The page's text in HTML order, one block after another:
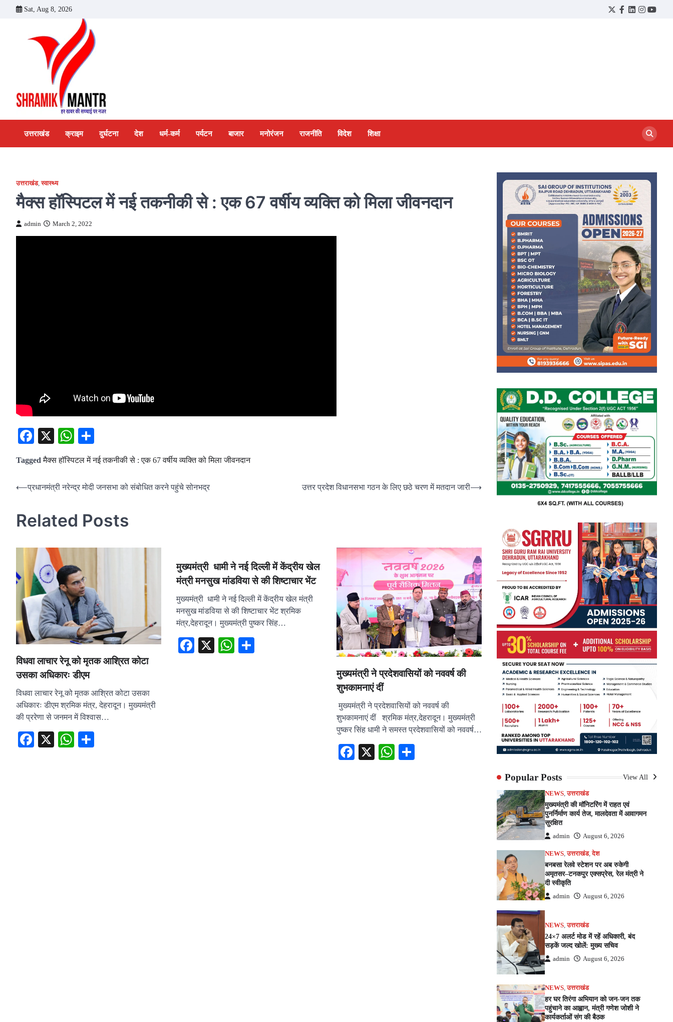
Sat, Aug 8, 2026
Twitter
Facebook
LinkedIn
Instagram
उत्तराखंड क्राइम दुर्घटना देश धर्म-कर्म पर्यटन बाजार मनोरंजन राजनीति विदेश शिक्षा
उत्तराखंड,स्वास्थ्य
मैक्स हॉस्पिटल में नई तकनीकी से : एक 67 वर्षीय व्यक्ति को मिला जीवनदान
admin March 2, 2022
Facebook
X WhatsApp
Taggedमैक्स हॉस्पिटल में नई तकनीकी से : एक 67 वर्षीय व्यक्ति को मिला जीवनदान
Post
⟵प्रधानमंत्री नरेन्‍द्र मोदी जनसभा को संबोधित करने पहुंचे सोनभद्र उत्तर प्रदेश विधानसभा गठन के लिए छठे चरण में मतदान जारी⟶
Related Posts
विधवा लाचार रेनू को मृतक आश्रित कोटा
उसका अधिकारः डीएम
विधवा लाचार रेनू को मृतक आश्रित कोटा उसका
अधिकारः डीएम श्रमिक मंत्र, देहरादून। मुख्यमंत्री
की प्ररेणा से जनमन में विश्वास…
Facebook
X WhatsApp
मुख्यमंत्री धामी ने नई दिल्ली में केंद्रीय खेल
मंत्री मनसुख मांडविया से की शिष्टाचार भेंट
मुख्यमंत्री धामी ने नई दिल्ली में केंद्रीय खेल मंत्री
मनसुख मांडविया से की शिष्टाचार भेंट श्रमिक
मंत्र,देहरादून। मुख्यमंत्री पुष्कर सिंह…
Facebook
X WhatsApp
मुख्यमंत्री ने प्रदेशवासियों को नववर्ष की
शुभकामनाएं दीं
मुख्यमंत्री ने प्रदेशवासियों को नववर्ष की
शुभकामनाएं दीं श्रमिक मंत्र,देहरादून। मुख्यमंत्री
पुष्कर सिंह धामी ने समस्त प्रदेशवासियों को नववर्ष…
Facebook
X WhatsApp
Popular Posts View All
NEWS,उत्तराखंड
मुख्यमंत्री की मॉनिटरिंग में राहत एवं
पुनर्निर्माण कार्य तेज, मालदेवता में आवागमन
सुरक्षित
admin August 6, 2026
NEWS,उत्तराखंड,देश
बनबसा रेलवे स्टेशन पर अब रुकेगी
अमृतसर–टनकपुर एक्सप्रेस, रेल मंत्री ने
दी स्वीकृति
admin August 6, 2026
NEWS,उत्तराखंड
24×7 अलर्ट मोड में रहें अधिकारी, बंद
सड़कें जल्द खोलें: मुख्य सचिव
admin August 6, 2026
NEWS,उत्तराखंड
हर घर तिरंगा अभियान को जन-जन तक
पहुंचाने का आह्वान, मंत्री गणेश जोशी ने
कार्यकर्ताओं संग की बैठक